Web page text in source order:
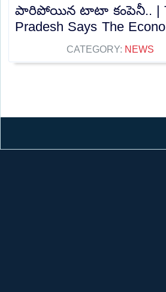
పారిపోయిన టాటా కంపెనీ.. |
Pradesh Says The
CATEGORY: NEWS